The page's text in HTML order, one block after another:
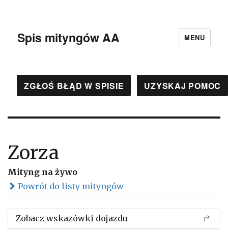
Spis mityngów AA MENU
ZGŁOŚ BŁĄD W SPISIE UZYSKAJ POMOC
Zorza
Mityng na żywo
Powrót do listy mityngów
Zobacz wskazówki dojazdu